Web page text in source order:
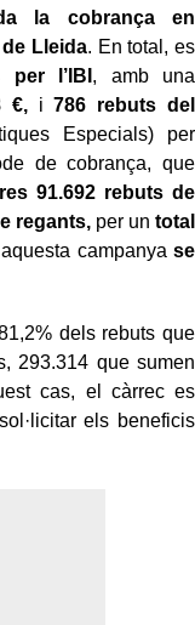
la cobrança en
Lleida. En total, es
l’IBI , amb una
€,i786 rebuts del
Especials) per
de cobrança, que
91.692 rebuts de
regants,per un total
campanya se
dels rebuts que
293.314 que sumen
cas, el càrrec es
els beneficis